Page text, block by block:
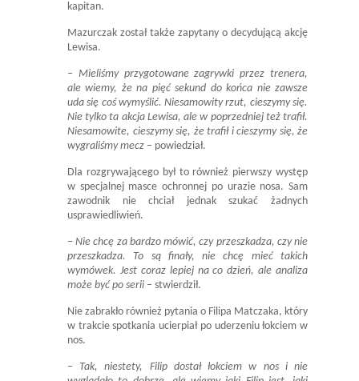
kapitan.
Mazurczak został także zapytany o decydującą akcję
Lewisa.
– Mieliśmy przygotowane zagrywki przez trenera,
ale wiemy, że na pięć sekund do końca nie zawsze
uda się coś wymyślić. Niesamowity rzut, cieszymy się.
Nie tylko ta akcja Lewisa, ale w poprzedniej też trafił.
Niesamowite, cieszymy się, że trafił i cieszymy się, że
wygraliśmy mecz – powiedział.
Dla rozgrywającego był to również pierwszy występ
w specjalnej masce ochronnej po urazie nosa. Sam
zawodnik nie chciał jednak szukać żadnych
usprawiedliwień.
– Nie chcę za bardzo mówić, czy przeszkadza, czy nie
przeszkadza. To są finały, nie chcę mieć takich
wymówek. Jest coraz lepiej na co dzień, ale analiza
może być po serii – stwierdził.
Nie zabrakło również pytania o Filipa Matczaka, który
w trakcie spotkania ucierpiał po uderzeniu łokciem w
nos.
– Tak, niestety, Filip dostał łokciem w nos i nie